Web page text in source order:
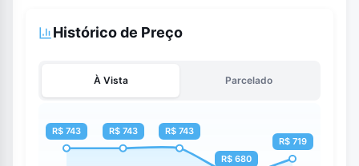
Histórico de Preço
À Vista Parcelado